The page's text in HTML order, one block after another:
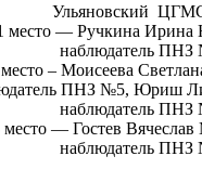
Ульяновский
место — Ручкина Ирина
наблюдатель ПНЗ
– Моисеева
ПНЗ №5, Юриш
наблюдатель ПНЗ
место — Гостев
наблюдатель ПНЗ